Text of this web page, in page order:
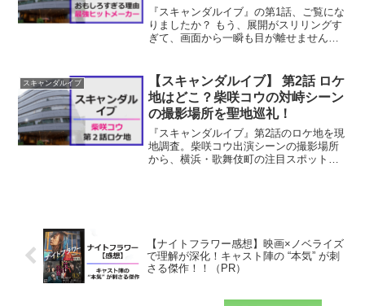
る
『スキャンダルイブ』の第1話、ご覧にな
りましたか？ もう、展開がスリリングす
ぎて、画面から一瞬も目が離せませんで
白い脚本を書いているのは誰なん
だ！？」気になりすぎて調...
スキャンダルイブ
【スキャンダルイブ】 第2話 ロケ
地はどこ？柴咲コウの対峙シーン
の撮影場所を聖地巡礼！
『スキャンダルイブ』第2話のロケ地を現
地調査。柴咲コウ出演シーンの撮影場所
から、横浜・歌舞伎町の注目スポットま
【ナイトフラワー感想】映画×ノベライズ
で理解が深化！キャスト陣の “本気” が刺
さる傑作！！（PR）